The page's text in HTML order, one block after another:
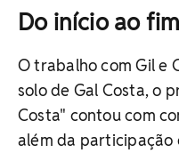
Do início ao fim
O trabalho com Gil e
solo de Gal Costa, o
Costa" contou com
além da participação